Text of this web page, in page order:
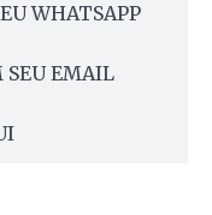
WHATSAPP
SEU EMAIL